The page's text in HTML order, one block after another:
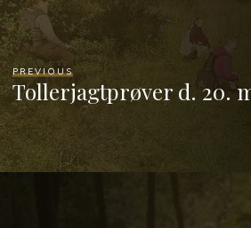
PREVIOUS
Tollerjagtprøver d. 20.